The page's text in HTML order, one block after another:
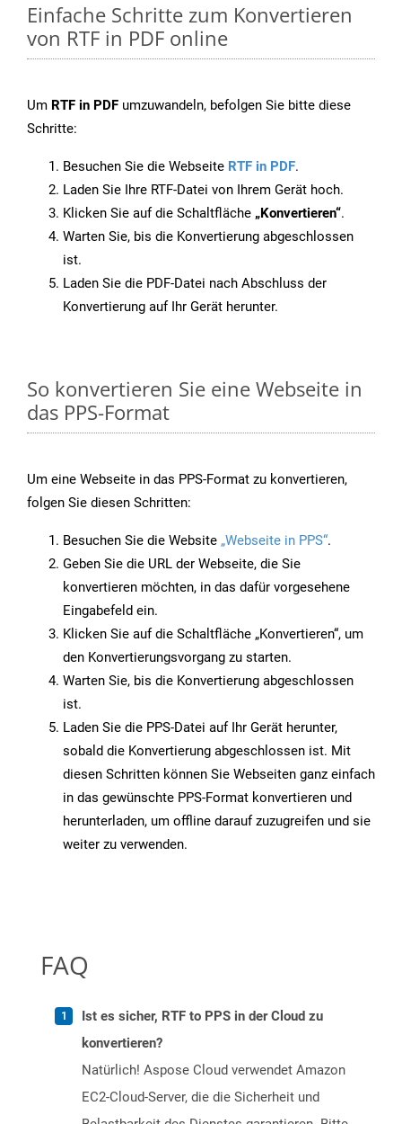
Einfache Schritte zum Konvertieren
von RTF in PDF online
Um RTF in PDF umzuwandeln, befolgen Sie bitte diese
Schritte:
Besuchen Sie die Webseite RTF in PDF.
Laden Sie Ihre RTF-Datei von Ihrem Gerät hoch.
Klicken Sie auf die Schaltfläche „Konvertieren“.
Warten Sie, bis die Konvertierung abgeschlossen
ist.
Laden Sie die PDF-Datei nach Abschluss der
Konvertierung auf Ihr Gerät herunter.
So konvertieren Sie eine Webseite in
das PPS-Format
Um eine Webseite in das PPS-Format zu konvertieren,
folgen Sie diesen Schritten:
Besuchen Sie die Website „Webseite in PPS“.
Geben Sie die URL der Webseite, die Sie
konvertieren möchten, in das dafür vorgesehene
Eingabefeld ein.
Klicken Sie auf die Schaltfläche „Konvertieren“, um
den Konvertierungsvorgang zu starten.
Warten Sie, bis die Konvertierung abgeschlossen
ist.
Laden Sie die PPS-Datei auf Ihr Gerät herunter,
sobald die Konvertierung abgeschlossen ist. Mit
diesen Schritten können Sie Webseiten ganz einfach
in das gewünschte PPS-Format konvertieren und
herunterladen, um offline darauf zuzugreifen und sie
weiter zu verwenden.
FAQ
Ist es sicher, RTF to PPS in der Cloud zu
konvertieren?
Natürlich! Aspose Cloud verwendet Amazon
EC2-Cloud-Server, die die Sicherheit und